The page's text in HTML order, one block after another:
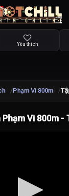
Yêu thích
Phạm Vi 800m
Vi 800m -